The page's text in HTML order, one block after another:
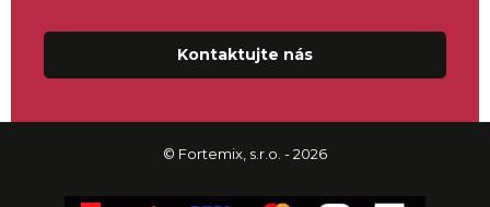
© Fortemix, s.r.o. - 2026
Kontaktujte nás